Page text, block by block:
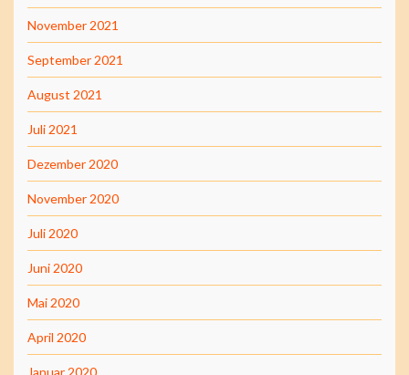
November 2021
September 2021
August 2021
Juli 2021
Dezember 2020
November 2020
Juli 2020
Juni 2020
Mai 2020
April 2020
Januar 2020